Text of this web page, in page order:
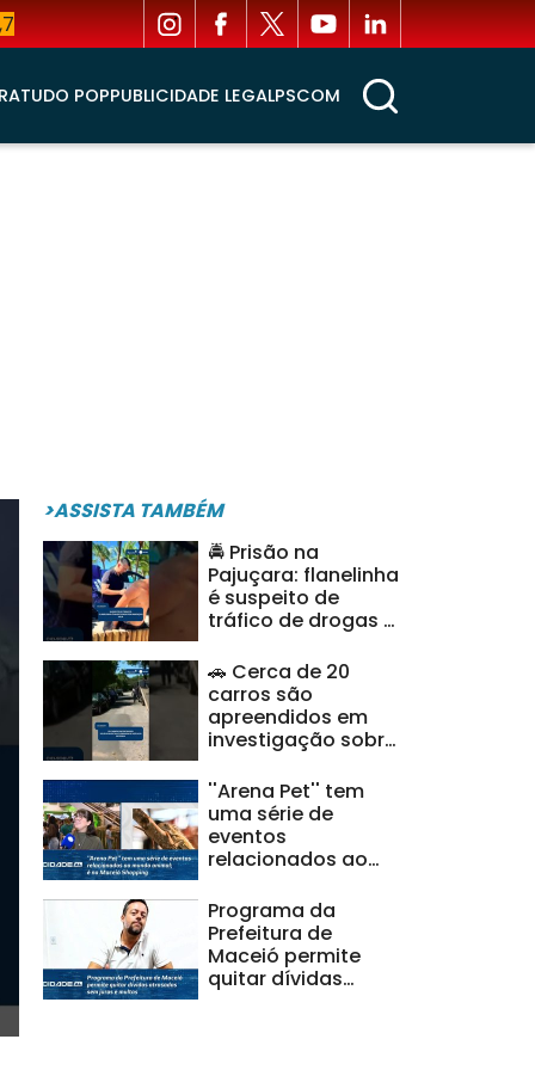
TUDO POPPUBLICIDADE LEGALPSCOM
>ASSISTA TAMBÉM
🚔 Prisão na
Pajuçara: flanelinha
é suspeito de
tráfico de drogas e
#CidadeAL
🚗 Cerca de 20
carros são
apreendidos em
investigação sobre
veículos |
#CidadeAL
''Arena Pet'' tem
uma série de
eventos
relacionados ao
Maceió Shopping
Programa da
Prefeitura de
Maceió permite
quitar dívidas